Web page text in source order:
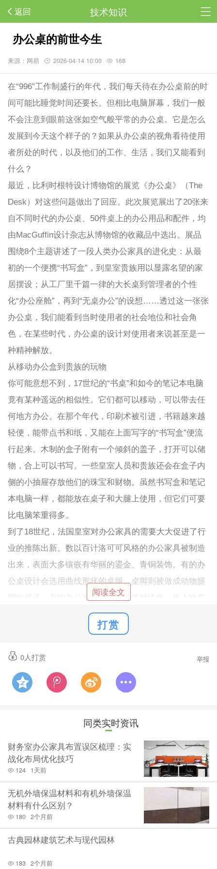
返回 技术知识
办公桌的前世今生
来源：网易 2026-04-14 10:00 168
在“996”工作制盛行的年代，我们每天待在办公桌前的时
间可能比睡觉时间还要长。但相比电脑屏幕，我们一般
不会注意到眼前这张如空气般平常的办公桌。它是怎么
发展到今天这个样子的？如果从办公桌的视角看待使用
者所处的时代，以及他们的工作、生活，我们又能看到
什么？
最近，比利时根特设计博物馆的展览《办公桌》（The
Desk）对这些问题做出了回应。此次展览展出了20张来
自不同时代的办公桌、50件桌上的办公用品和配件，均
由MacGuffin设计杂志从博物馆的收藏品中选出。展品
围绕8个主题讲述了一段人类办公家具的进化史：从最
初的一个便携“书写盒”，到皇室贵族用以显露名望的家
居摆设；从工厂里千篇一律的大长桌到管理者的个性
化“办公座舱”，再到“无桌办公”的设想……透过这一张张
办公桌，我们能看到当时使用者的社会地位和社会角
色，在某些时代，办公桌的设计对使用者来说甚至是一
种精神解放。
从移动办公盒到贵族的玩物
你可能意想不到，17世纪的“书桌”和如今的笔记本电脑
竟有某种遥远的相似性。它们都可以移动，可以带去任
何地方办公。在那个年代，印刷术被引进，书籍越来越
轻便，能带点书和纸，又能在上面写字的“书写盒”便流
行起来。木制的盒子附有一个倾斜的盖子，打开可以储
物，合上可以书写。一些皇室人员和贵族还会在盒子内
侧的小抽屉存放他们的珠宝和财物。虽然书写盒和笔记
本电脑一样，都能放在桌子和大腿上使用，但它们可要
比电脑笨重得多。
到了18世纪，法国皇室对办公家具的需要大大促进了行
业的推陈出新。数以百计洛可可风格的办公家具被制造
出来，表面大多镶嵌有华丽的鎏金、青铜装饰。有的办
公桌设计会选用曲线形状的桌腿，桌脚则被做成动物腿
脚的样子。有的办公家具还会贴上各种漆板，板上绘有
远东异域风情的插画图案。多功能、系列化的家具设计
也是从那时开始发展起来的，比如这次展出的一张多功
的桌板可以向左右侧打开，作为写字板使用。但从实用
性的角度看，装饰如此繁复、桌板看上去并不坚实的“办
闲暇时把玩的精致玩物，是他们会客时用来凸显自身品
位、财富和声望的摆设而已。
相较而言，18、19世纪流行于法国中产阶级的“橱柜写字
台”（secretaire）会显得更实用一些。这种写字台不用
的时候看上去就是一个橱柜，柜子内部带有可上锁、可
隐藏的抽屉。把上半部分的桌板放下来，使用者就有了
一个宽敞的书写空间。它不像传统的办公桌，使用者在
桌前做什么一览无遗，橱柜写字台的柜体会把使用者挡
住，十分适合用来书写私密的信件。尤其对当时巴黎的
阅读全文
打赏
0人打赏 举报
同类实时资讯
财务室办公家具布置误区梳理：实
战化布局优化技巧
124 1天前
无机外墙保温材料和有机外墙保温
材料有什么区别？
180 2个月前
古典园林建筑艺术与现代园林
183 2个月前